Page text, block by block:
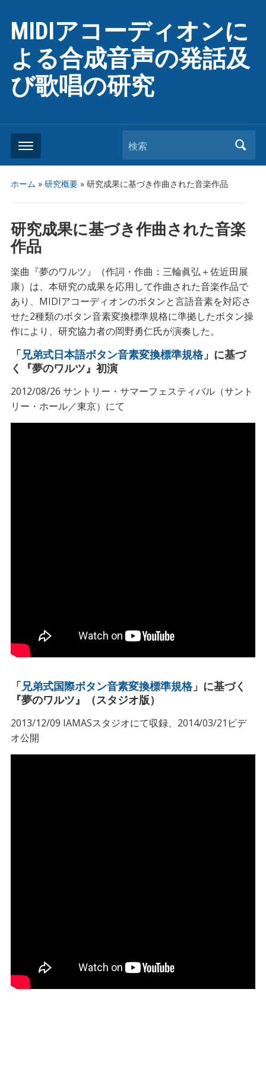
MIDIアコーディオンに
よる合成音声の発話及
び歌唱の研究
検索
ホーム » 研究概要» 研究成果に基づき作曲された音楽作品
研究成果に基づき作曲された音楽
作品
楽曲『夢のワルツ』（作詞・作曲：三輪眞弘＋佐近田展
康）は、本研究の成果を応用して作曲された音楽作品で
あり、MIDIアコーディオンのボタンと言語音素を対応さ
せた2種類のボタン音素変換標準規格に準拠したボタン操
作により、研究協力者の岡野勇仁氏が演奏した。
「 兄弟式日本語ボタン音素変換標準規格」に基づ
く『夢のワルツ』初演
2012/08/26 サントリー・サマーフェスティバル（サント
リー・ホール／東京）にて
「 兄弟式国際ボタン音素変換標準規格」に基づく
『夢のワルツ』（スタジオ版）
2013/12/09 IAMASスタジオにて収録、2014/03/21ビデ
オ公開